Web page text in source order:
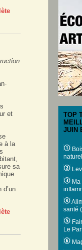
et
à la
sa
d’un
TOP
JUIN
santé
Le